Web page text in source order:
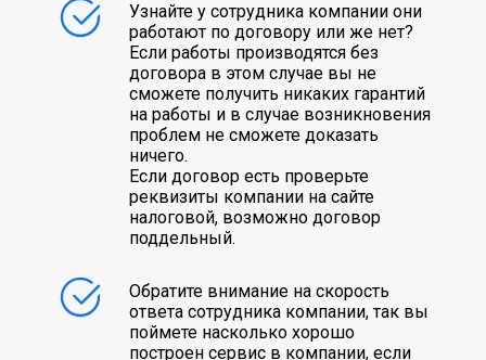
Узнайте у сотрудника компании они
работают по договору или же нет?
Если работы производятся без
договора в этом случае вы не
сможете получить никаких гарантий
на работы и в случае возникновения
проблем не сможете доказать
ничего.
Если договор есть проверьте
реквизиты компании на сайте
налоговой, возможно договор
поддельный.
Обратите внимание на скорость
ответа сотрудника компании, так вы
поймете насколько хорошо
построен сервис в компании, если